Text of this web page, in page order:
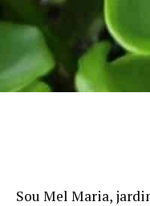
Sou Mel Maria,